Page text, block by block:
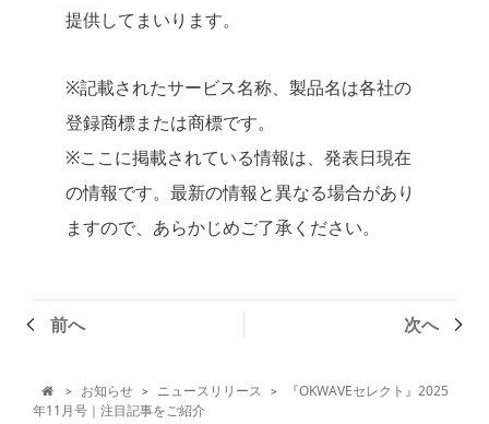
提供してまいります。
※記載されたサービス名称、製品名は各社の
登録商標または商標です。
※ここに掲載されている情報は、発表日現在
の情報です。最新の情報と異なる場合があり
ますので、あらかじめご了承ください。
前へ 次へ
 > お知らせ > ニュースリリース >
『OKWAVEセレクト』2025
年11月号｜注目記事をご紹介